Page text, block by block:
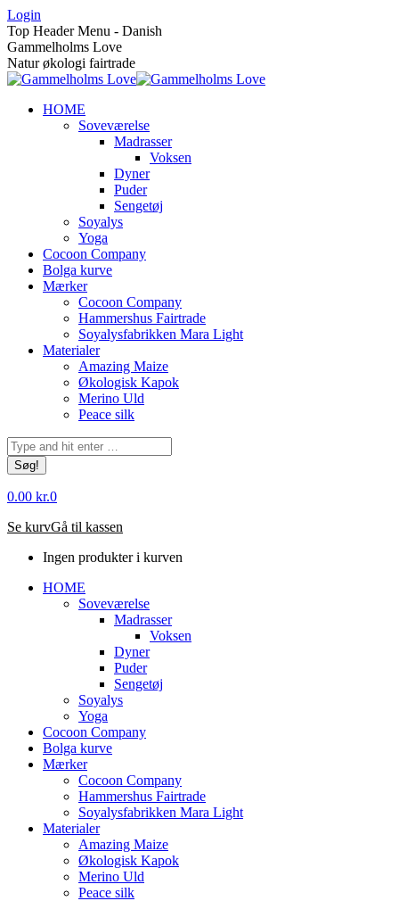
Skip
to
content
Login
Top Header Menu - Danish
Gammelholms Love
Natur økologi fairtrade
HOME
Soveværelse
Madrasser
Voksen
Dyner
Puder
Sengetøj
Soyalys
Yoga
Cocoon Company
Bolga kurve
Mærker
Cocoon Company
Hammershus Fairtrade
Soyalysfabrikken Mara Light
Materialer
Amazing Maize
Økologisk Kapok
Merino Uld
Peace silk
Søg:
0.00 kr.0
Se kurvGå til kassen
Ingen produkter i kurven
HOME
Soveværelse
Madrasser
Voksen
Dyner
Puder
Sengetøj
Soyalys
Yoga
Cocoon Company
Bolga kurve
Mærker
Cocoon Company
Hammershus Fairtrade
Soyalysfabrikken Mara Light
Materialer
Amazing Maize
Økologisk Kapok
Merino Uld
Peace silk